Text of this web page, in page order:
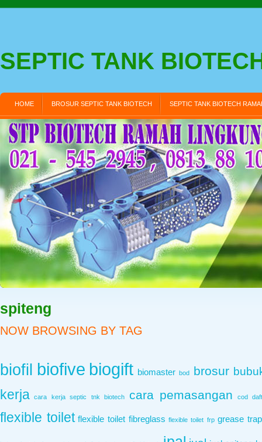
SEPTIC TANK
HOME BROSUR SEPTIC TANK BIOTECH SEPTIC TANK BIOTECH
ipal biotech adalah instalasi pengolahan air limbah yang berasal dari
spiteng
NOW BROWSING BY TAG
biofil biofive biogift biomaster bod brosur
kerja cara kerja septic tnk biotech cara pemasangan cod
flexible toilet flexible toilet fibreglass flexible toilet frp grease trap